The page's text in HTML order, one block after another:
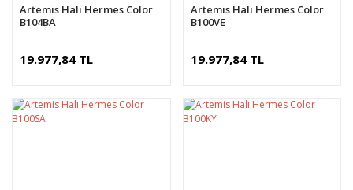
Artemis Halı Hermes Color
B104BA
19.977,84 TL
Artemis Halı Hermes Color
B100VE
19.977,84 TL